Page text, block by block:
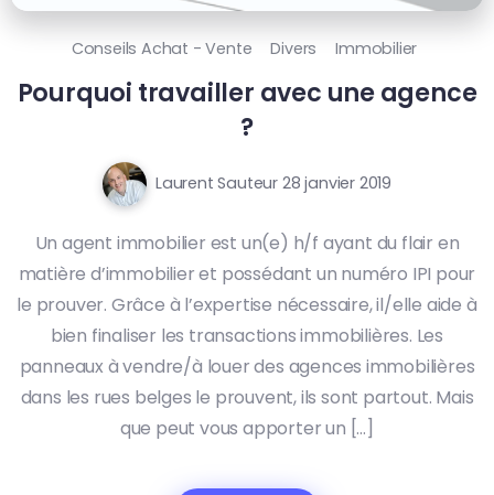
Conseils Achat - Vente Divers Immobilier
Pourquoi travailler avec une agence
?
Laurent Sauteur 28 janvier 2019
Un agent immobilier est un(e) h/f ayant du flair en
matière d’immobilier et possédant un numéro IPI pour
le prouver. Grâce à l’expertise nécessaire, il/elle aide à
bien finaliser les transactions immobilières. Les
panneaux à vendre/à louer des agences immobilières
dans les rues belges le prouvent, ils sont partout. Mais
que peut vous apporter un […]